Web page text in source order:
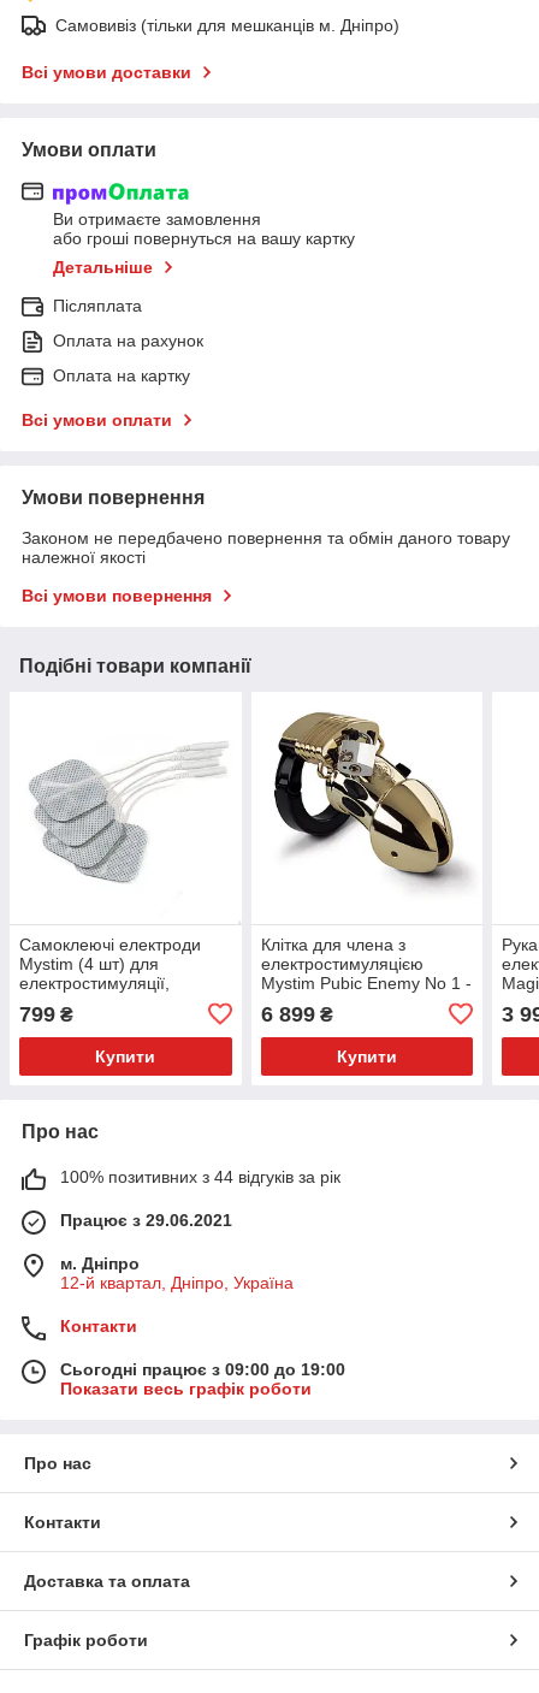
Самовивіз (тільки для мешканців м. Дніпро)
Всі умови доставки
Умови оплати
Ви отримаєте замовлення
або гроші повернуться на вашу картку
Детальніше
Післяплата
Оплата на рахунок
Оплата на картку
Всі умови оплати
Умови повернення
Законом не передбачено повернення та обмін даного товару
належної якості
Всі умови повернення
Подібні товари компанії
Самоклеючі електроди
Mystim (4 шт) для
електростимуляції,
799 ₴
Купити
Клітка для члена з
електростимуляцією
Mystim Pubic Enemy No 1 -
6 899₴
Купити
3
Про нас
100% позитивних з 44 відгуків за рік
Працює з 29.06.2021
м. Дніпро
12-й квартал, Дніпро, Україна
Контакти
Сьогодні працює з 09:00 до 19:00
Показати весь графік роботи
Про нас
Контакти
Доставка та оплата
Графік роботи